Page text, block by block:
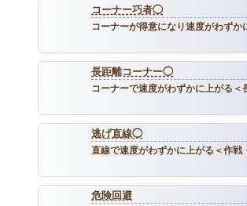
コーナー巧者◯
コーナーが得意になり速度がわずか
長距離コーナー◯
コーナーで速度がわずかに上がる＜
逃げ直線◯
直線で速度がわずかに上がる＜作戦
危険回避